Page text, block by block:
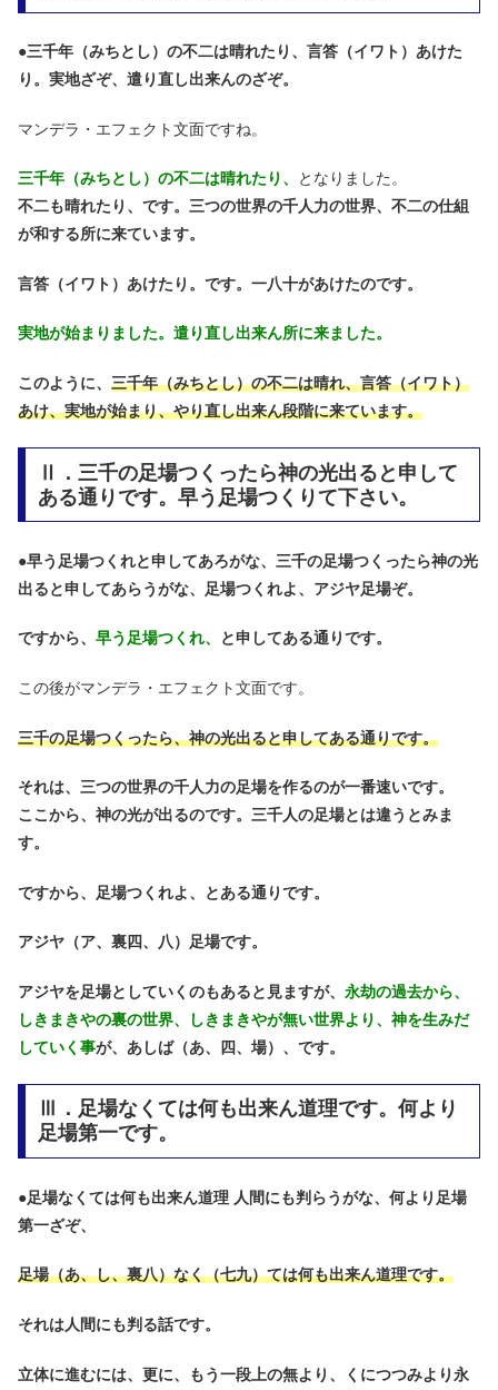
●三千年（みちとし）の不二は晴れたり、言答（イワト）あけた
り。実地ざぞ、遣り直し出来んのざぞ。
マンデラ・エフェクト文面ですね。
三千年（みちとし）の不二は晴れたり、
となりました。
不二も晴れたり、です。三つの世界の千人力の世界、不二の仕組
が和する所に来ています。
言答（イワト）あけたり。です。一八十があけたのです。
実地が始まりました。遣り直し出来ん所に来ました。
このように、 三千年（みちとし）の不二は晴れ、言答（イワト）
あけ、実地が始まり、やり直し出来ん段階に来ています。
Ⅱ．三千の足場つくったら神の光出ると申して
ある通りです。早う足場つくりて下さい。
●早う足場つくれと申してあろがな、三千の足場つくったら神の光
出ると申してあらうがな、足場つくれよ、アジヤ足場ぞ。
ですから、 早う足場つくれ、 と申してある通りです。
この後がマンデラ・エフェクト文面です。
三千の足場つくったら、神の光出ると申してある通りです。
それは、三つの世界の千人力の足場を作るのが一番速いです。
ここから、神の光が出るのです。三千人の足場とは違うとみま
す。
ですから、足場つくれよ、とある通りです。
アジヤ（ア、裏四、八）足場です。
アジヤを足場としていくのもあると見ますが、 永劫の過去から、
しきまきやの裏の世界、しきまきやが無い世界より、神を生みだ
していく事が、あしば（あ、四、場）、です。
Ⅲ．足場なくては何も出来ん道理です。何より
足場第一です。
●足場なくては何も出来ん道理 人間にも判らうがな、何より足場
第一ざぞ、
足場（あ、し、裏八）なく（七九）ては何も出来ん道理です。
それは人間にも判る話です。
立体に進むには、更に、もう一段上の無より、くにつつみより永